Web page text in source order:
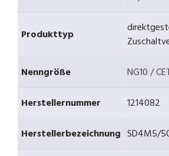
Produkttyp
Nenngröße
NG10 /
Herstellernummer
1214082
Herstellerbezeichnung SD4M5/